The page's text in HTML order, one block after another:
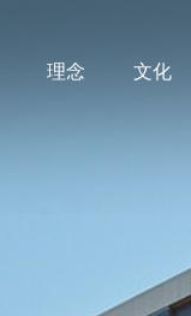
理念 文化